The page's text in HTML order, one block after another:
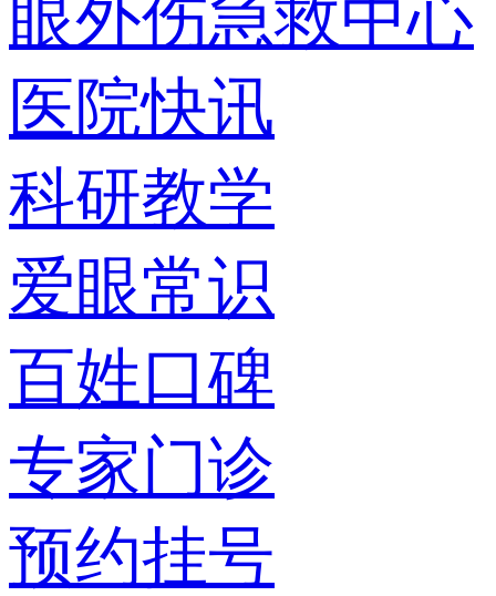
眼外伤急救中心
医院快讯
科研教学
爱眼常识
百姓口碑
专家门诊
预约挂号